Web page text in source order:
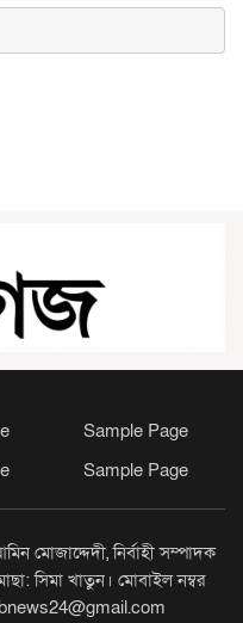
সম্ভাব্য প্রার্থী
সড়কের বেহাল
১০ হাজার মানুষ
স্কুলছাত্রী ধর্ষণ মামলার
কনটেন্ট ক্রিয়েটর রিপন
Sample Page
Sample Page
নির্বাহী সম্পাদক
সিমা খাতুন। মোবাইল নম্বর